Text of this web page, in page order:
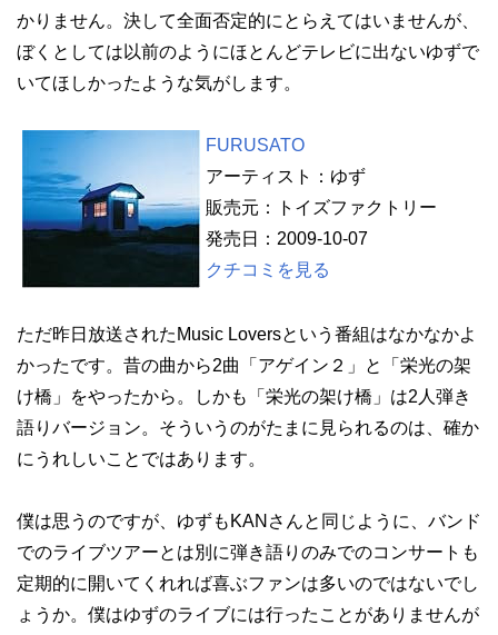
かりません。決して全面否定的にとらえてはいませんが、
ぼくとしては以前のようにほとんどテレビに出ないゆずで
いてほしかったような気がします。
FURUSATO
アーティスト：ゆず
販売元：トイズファクトリー
発売日：2009-10-07
クチコミを見る
ただ昨日放送されたMusic Loversという番組はなかなかよ
かったです。昔の曲から2曲「アゲイン２」と「栄光の架
け橋」をやったから。しかも「栄光の架け橋」は2人弾き
語りバージョン。そういうのがたまに見られるのは、確か
にうれしいことではあります。
僕は思うのですが、ゆずもKANさんと同じように、バンド
でのライブツアーとは別に弾き語りのみでのコンサートも
定期的に開いてくれれば喜ぶファンは多いのではないでし
ょうか。僕はゆずのライブには行ったことがありませんが